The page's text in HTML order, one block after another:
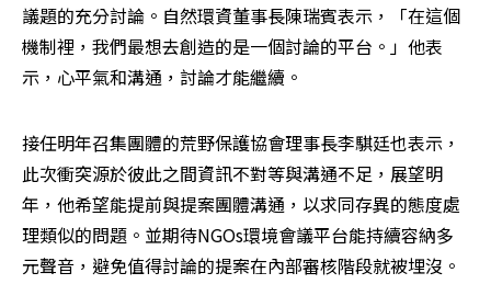
議題的充分討論。自然環資董事長陳瑞賓表示，「在這個
機制裡，我們最想去創造的是一個討論的平台。」他表
示，心平氣和溝通，討論才能繼續。
接任明年召集團體的荒野保護協會理事長李騏廷也表示，
此次衝突源於彼此之間資訊不對等與溝通不足，展望明
年，他希望能提前與提案團體溝通，以求同存異的態度處
理類似的問題。並期待NGOs環境會議平台能持續容納多
元聲音，避免值得討論的提案在內部審核階段就被埋沒。